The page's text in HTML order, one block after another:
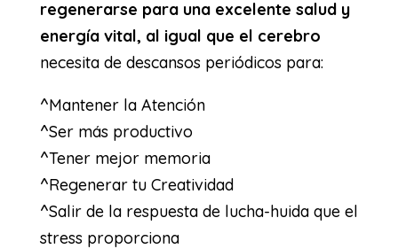
regenerarse para una excelente salud y
energía vital, al igual que el cerebro
necesita de descansos periódicos para:
^Mantener la Atención
^Ser más productivo
^Tener mejor memoria
^Regenerar tu Creatividad
^Salir de la respuesta de lucha-huida que el
stress proporciona